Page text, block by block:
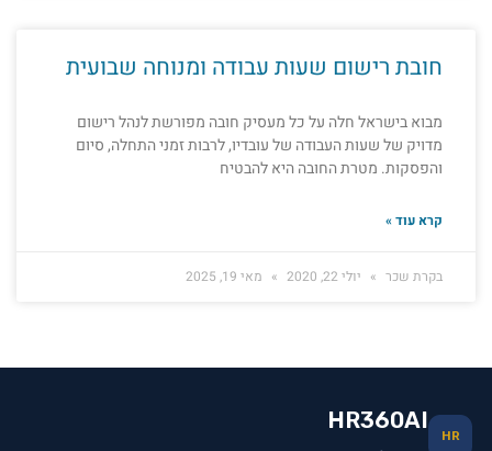
חובת רישום שעות עבודה ומנוחה שבועית
מבוא בישראל חלה על כל מעסיק חובה מפורשת לנהל רישום
מדויק של שעות העבודה של עובדיו, לרבות זמני התחלה, סיום
והפסקות. מטרת החובה היא להבטיח
קרא עוד »
בקרת שכר יולי 22, 2020 מאי 19, 2025
HR
HR360AI